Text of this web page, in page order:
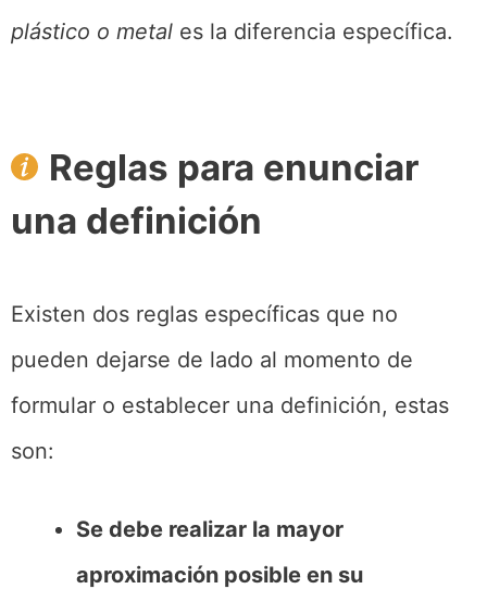
plástico o metal es la diferencia específica.
Reglas para enunciar
una definición
Existen dos reglas específicas que no
pueden dejarse de lado al momento de
formular o establecer una definición, estas
son:
Se debe realizar la mayor
aproximación posible en su